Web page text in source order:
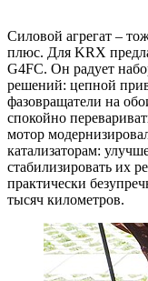
Силовой агрегат –
плюс. Для KRX
G4FC. Он радует
решений: цепной
фазовращатели на
спокойно
мотор
катализаторам:
стабилизировать их
практически
тысяч километров.